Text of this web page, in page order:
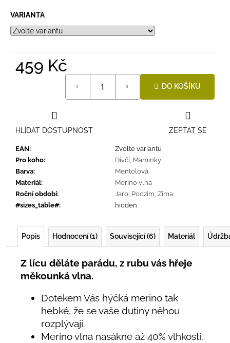
VARIANTA
459 Kč
DO KOŠÍKU
EAN:
Zvolte variantu
Pro koho: Dívčí Maminky
Barva:
Mentolová
Materiál:
Merino vlna
Roční období: Jaro Podzim Zima
#sizes_table#: hidden
ZEPTAT SE
HLÍDAT DOSTUPNOST
Popis Hodnocení (1) Související (6) Materiál
Z lícu děláte parádu, z rubu vás hřeje
měkounká vlna.
Dotekem Vás hýčká merino tak
hebké, že se vaše dutiny něhou
rozplývají.
Merino vlna nasákne až 40% vlhkosti.